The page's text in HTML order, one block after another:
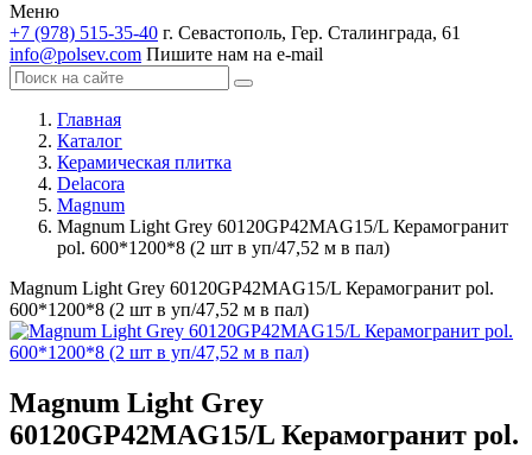
Меню
+7 (978) 515-35-40 г. Севастополь, Гер. Сталинграда, 61
info@polsev.com Пишите нам на e-mail
Главная
Каталог
Керамическая плитка
Delacora
Magnum
Magnum Light Grey 60120GP42MAG15/L Керамогранит
pol. 600*1200*8 (2 шт в уп/47,52 м в пал)
Magnum Light Grey 60120GP42MAG15/L Керамогранит pol.
600*1200*8 (2 шт в уп/47,52 м в пал)
Magnum Light Grey
60120GP42MAG15/L Керамогранит pol.